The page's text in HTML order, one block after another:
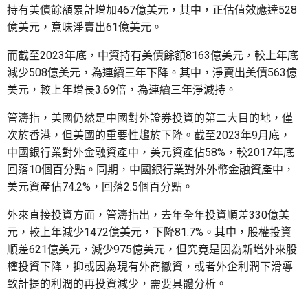
持有美債餘額累計增加467億美元，其中，正估值效應達528
億美元，意味淨賣出61億美元。
而截至2023年底，中資持有美債餘額8163億美元，較上年底
減少508億美元，為連續三年下降。其中，淨賣出美債563億
美元，較上年增長3.69倍，為連續三年淨減持。
管濤指，美國仍然是中國對外證券投資的第二大目的地，僅
次於香港，但美國的重要性趨於下降。截至2023年9月底，
中國銀行業對外金融資產中，美元資產佔58%，較2017年底
回落10個百分點。同期，中國銀行業對外外幣金融資產中，
美元資產佔74.2%，回落2.5個百分點。
外來直接投資方面，管濤指出，去年全年投資順差330億美
元，較上年減少1472億美元，下降81.7%。其中，股權投資
順差621億美元，減少975億美元，但究竟是因為新增外來股
權投資下降，抑或因為現有外商撤資，或者外企利潤下滑導
致計提的利潤的再投資減少，需要具體分析。